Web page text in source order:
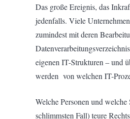
Das große Ereignis, das
jedenfalls. Viele
zumindest mit deren
eigenen IT-Strukturen – und
werden von welchen IT-
Welche Personen und
schlimmsten Fall) teure